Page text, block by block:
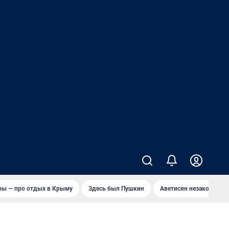
— про отдых в Крыму Здесь был Пушкин Аветисян незаконно